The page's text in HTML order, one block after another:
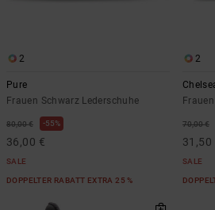
2
Pure
Frauen Schwarz Lederschuhe
80,00 € 55%
36,00 €
SALE
DOPPELTER RABATT EXTRA 25 %
2
70,00 €
31,50
SALE